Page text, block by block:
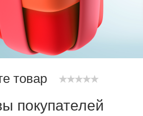
товар
покупателей